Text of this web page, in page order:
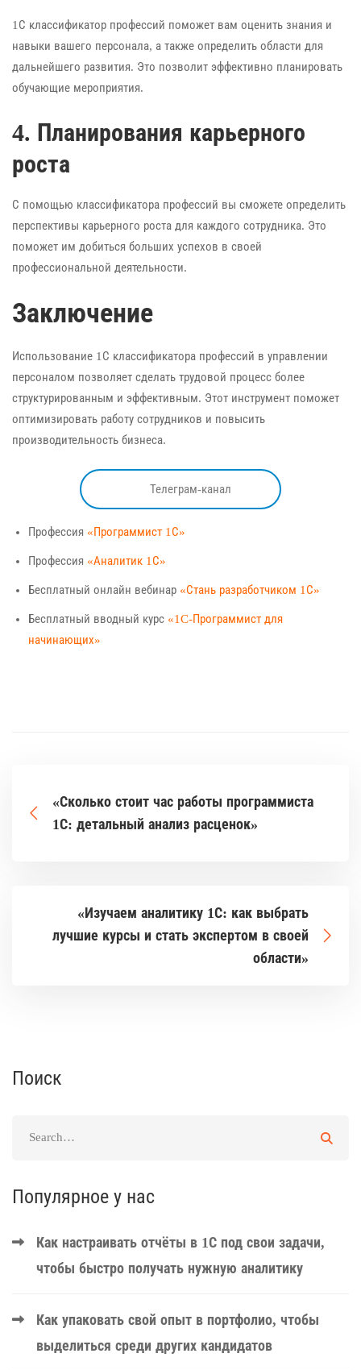
1С классификатор профессий поможет вам оценить знания и
навыки вашего персонала, а также определить области для
дальнейшего развития. Это позволит эффективно планировать
обучающие мероприятия.
4. Планирования карьерного
роста
С помощью классификатора профессий вы сможете определить
перспективы карьерного роста для каждого сотрудника. Это
поможет им добиться больших успехов в своей
профессиональной деятельности.
Заключение
Использование 1С классификатора профессий в управлении
персоналом позволяет сделать трудовой процесс более
структурированным и эффективным. Этот инструмент поможет
оптимизировать работу сотрудников и повысить
производительность бизнеса.
Телеграм-канал
Профессия «Программист 1С»
Профессия «Аналитик 1С»
Бесплатный онлайн вебинар «Стань разработчиком 1С»
Бесплатный вводный курс «1C-Программист для
начинающих»
«Сколько стоит час работы программиста
1С: детальный анализ расценок»
«Изучаем аналитику 1С: как выбрать
лучшие курсы и стать экспертом в своей
области»
Поиск
Популярное у нас
Как настраивать отчёты в 1С под свои задачи,
чтобы быстро получать нужную аналитику
Как упаковать свой опыт в портфолио, чтобы
выделиться среди других кандидатов